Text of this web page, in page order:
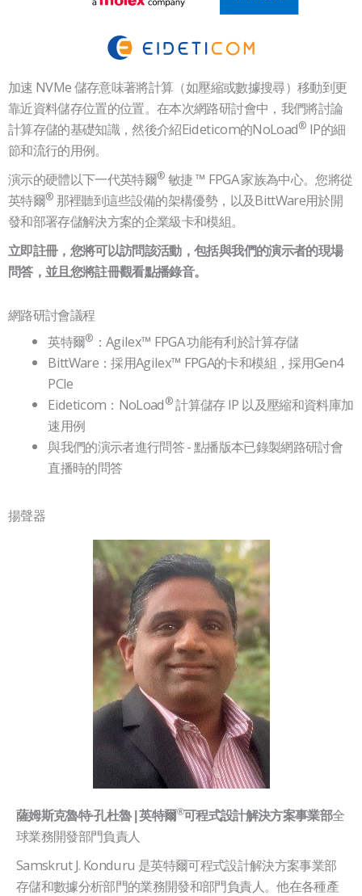
加速 NVMe 儲存意味著將計算（如壓縮或數據搜尋）移動到更
靠近資料儲存位置的位置。在本次網路研討會中，我們將討論
計算存儲的基礎知識，然後介紹Eideticom的NoLoad® IP的細
節和流行的用例。
演示的硬體以下一代英特爾® 敏捷 ™ FPGA 家族為中心。您將從
英特爾® 那裡聽到這些設備的架構優勢，以及BittWare用於開
發和部署存儲解決方案的企業級卡和模組。
立即註冊，您將可以訪問該活動，包括與我們的演示者的現場
問答，並且您將註冊觀看點播錄音。
網路研討會議程
英特爾® ：Agilex™ FPGA 功能有利於計算存儲
BittWare：採用Agilex™ FPGA的卡和模組，採用Gen4
PCIe
Eideticom：NoLoad®計算儲存 IP 以及壓縮和資料庫加
速用例
與我們的演示者進行問答 - 點播版本已錄製網路研討會
直播時的問答
揚聲器
薩姆斯克魯特·孔杜魯 |英特爾®可程式設計解決方案事業部全
球業務開發部門負責人
Samskrut J. Konduru 是英特爾可程式設計解決方案事業部
存儲和數據分析部門的業務開發和部門負責人。他在各種產